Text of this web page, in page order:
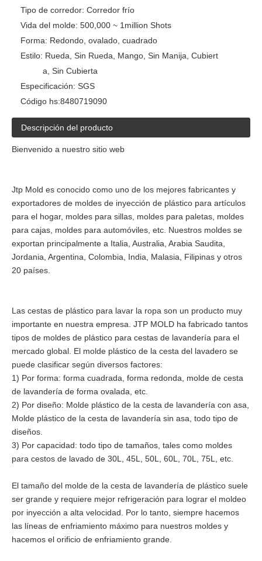
Tipo de corredor: Corredor frío
Vida del molde: 500,000 ~ 1million Shots
Forma: Redondo, ovalado, cuadrado
Estilo: Rueda, Sin Rueda, Mango, Sin Manija, Cubiert
a, Sin Cubierta
Especificación: SGS
Código hs:8480719090
Descripción del producto
Bienvenido a nuestro sitio web
Jtp Mold es conocido como uno de los mejores fabricantes y
exportadores de moldes de inyección de plástico para artículos
para el hogar, moldes para sillas, moldes para paletas, moldes
para cajas, moldes para automóviles, etc. Nuestros moldes se
exportan principalmente a Italia, Australia, Arabia Saudita,
Jordania, Argentina, Colombia, India, Malasia, Filipinas y otros
20 países.
Las cestas de plástico para lavar la ropa son un producto muy
importante en nuestra empresa. JTP MOLD ha fabricado tantos
tipos de moldes de plástico para cestas de lavandería para el
mercado global. El molde plástico de la cesta del lavadero se
puede clasificar según diversos factores:
1) Por forma: forma cuadrada, forma redonda, molde de cesta
de lavandería de forma ovalada, etc.
2) Por diseño: Molde plástico de la cesta de lavandería con asa,
Molde plástico de la cesta de lavandería sin asa, todo tipo de
diseños.
3) Por capacidad: todo tipo de tamaños, tales como moldes
para cestos de lavado de 30L, 45L, 50L, 60L, 70L, 75L, etc.
El tamaño del molde de la cesta de lavandería de plástico suele
ser grande y requiere mejor refrigeración para lograr el moldeo
por inyección a alta velocidad. Por lo tanto, siempre hacemos
las líneas de enfriamiento máximo para nuestros moldes y
hacemos el orificio de enfriamiento grande.